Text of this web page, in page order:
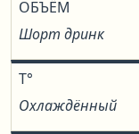
ОБЪЁМ
Шорт дринк
T°
Охлаждённый